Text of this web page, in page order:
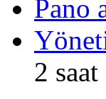
Pano
2 saat